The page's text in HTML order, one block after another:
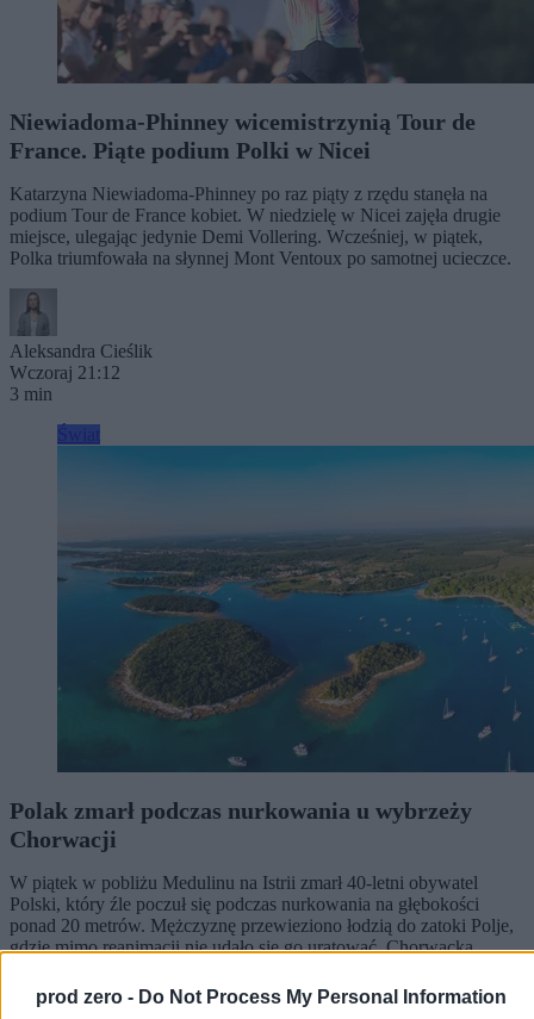
prod zero - Do Not Process My Personal Information
Niewiadoma-Phinney wicemistrzynią Tour de
France. Piąte podium Polki w Nicei
Katarzyna Niewiadoma-Phinney po raz piąty z rzędu stanęła na
podium Tour de France kobiet. W niedzielę w Nicei zajęła drugie
miejsce, ulegając jedynie Demi Vollering. Wcześniej, w piątek,
Polka triumfowała na słynnej Mont Ventoux po samotnej ucieczce.
Aleksandra Cieślik
Wczoraj 21:12
3 min
Polak zmarł podczas nurkowania u wybrzeży
Chorwacji
W piątek w pobliżu Medulinu na Istrii zmarł 40-letni obywatel
Polski, który źle poczuł się podczas nurkowania na głębokości
ponad 20 metrów. Mężczyznę przewieziono łodzią do zatoki Polje,
gdzie mimo reanimacji nie udało się go uratować. Chorwacka